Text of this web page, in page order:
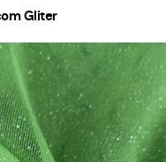
Gliter